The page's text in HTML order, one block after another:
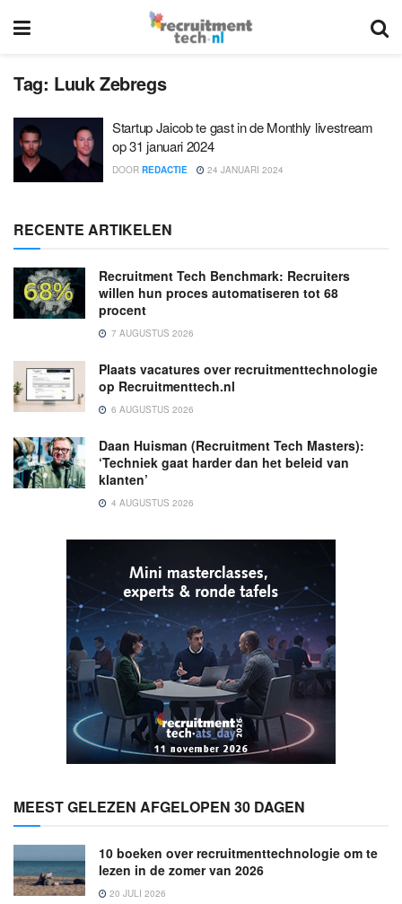
Tag: Luuk Zebregs
Startup Jaicob te gast in de Monthly livestream
op 31 januari 2024
DOOR REDACTIE 24 JANUARI 2024
RECENTE ARTIKELEN
Recruitment Tech Benchmark: Recruiters
willen hun proces automatiseren tot 68
procent
7 AUGUSTUS 2026
Plaats vacatures over recruitmenttechnologie
op Recruitmenttech.nl
6 AUGUSTUS 2026
Daan Huisman (Recruitment Tech Masters):
‘Techniek gaat harder dan het beleid van
klanten’
4 AUGUSTUS 2026
MEEST GELEZEN AFGELOPEN 30 DAGEN
10 boeken over recruitmenttechnologie om te
lezen in de zomer van 2026
20 JULI 2026